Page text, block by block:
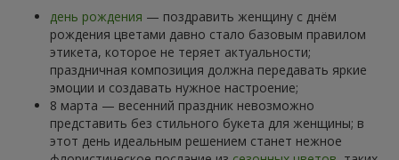
день рождения — поздравить женщину с днём
рождения цветами давно стало базовым правилом
этикета, которое не теряет актуальности;
праздничная композиция должна передавать яркие
эмоции и создавать нужное настроение;
8 марта — весенний праздник невозможно
представить без стильного букета для женщины; в
этот день идеальным решением станет нежное